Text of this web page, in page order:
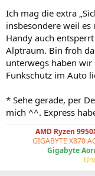
Ich mag die extra
insbesondere weil
Handy auch
Alptraum. Bin froh
unterwegs haben
Funkschutz im Auto
* Sehe gerade, per
mich ^^. Express
AMD Ryzen
GIGABYTE X870
Gigabyte